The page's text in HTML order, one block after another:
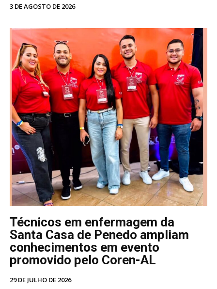
3 DE AGOSTO DE 2026
Técnicos em enfermagem da
Santa Casa de Penedo ampliam
conhecimentos em evento
promovido pelo Coren-AL
29 DE JULHO DE 2026